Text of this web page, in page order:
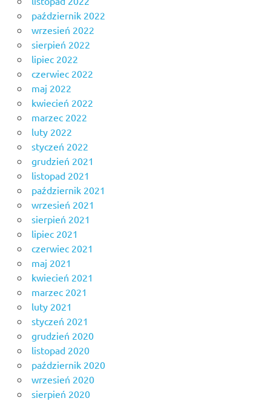
październik 2022
wrzesień 2022
sierpień 2022
lipiec 2022
czerwiec 2022
maj 2022
kwiecień 2022
marzec 2022
luty 2022
styczeń 2022
grudzień 2021
listopad 2021
październik 2021
wrzesień 2021
sierpień 2021
lipiec 2021
czerwiec 2021
maj 2021
kwiecień 2021
marzec 2021
luty 2021
styczeń 2021
grudzień 2020
listopad 2020
październik 2020
wrzesień 2020
sierpień 2020